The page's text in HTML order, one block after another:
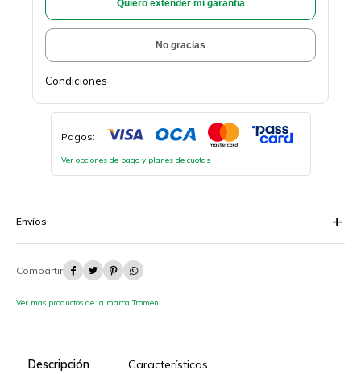
Quiero extender mi garantía
No gracias
Condiciones
Pagos:
Ver opciones de pago y planes de cuotas
Envíos
   
Ver mas productos de la marca Tromen
Descripción Características